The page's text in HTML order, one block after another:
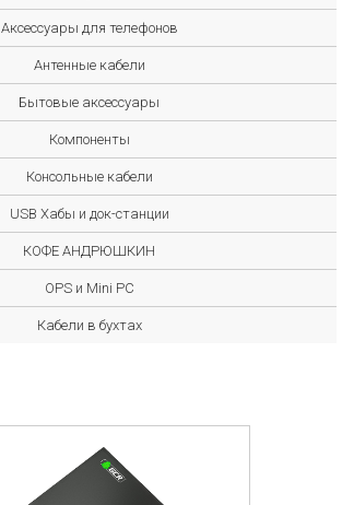
Аксессуары для телефонов
Антенные кабели
Бытовые аксессуары
Компоненты
Консольные кабели
USB Хабы и док-станции
КОФЕ АНДРЮШКИН
OPS и Mini PC
Кабели в бухтах